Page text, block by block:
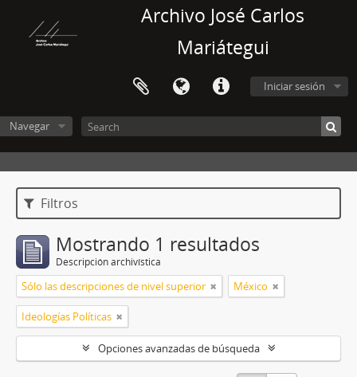
Archivo José Carlos
Mariátegui
Iniciar sesión
Navegar
Filtros
Mostrando 1 resultados
Descripción archivística
Sólo las descripciones de nivel superior México
Ideologías Políticas
Opciones avanzadas de búsqueda